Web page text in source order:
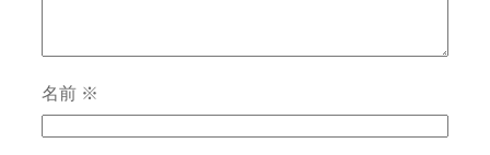
名前 ※